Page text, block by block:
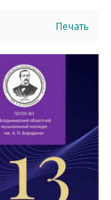
Печать